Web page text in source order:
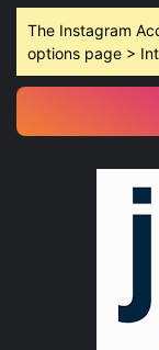
The Instagram
options page >